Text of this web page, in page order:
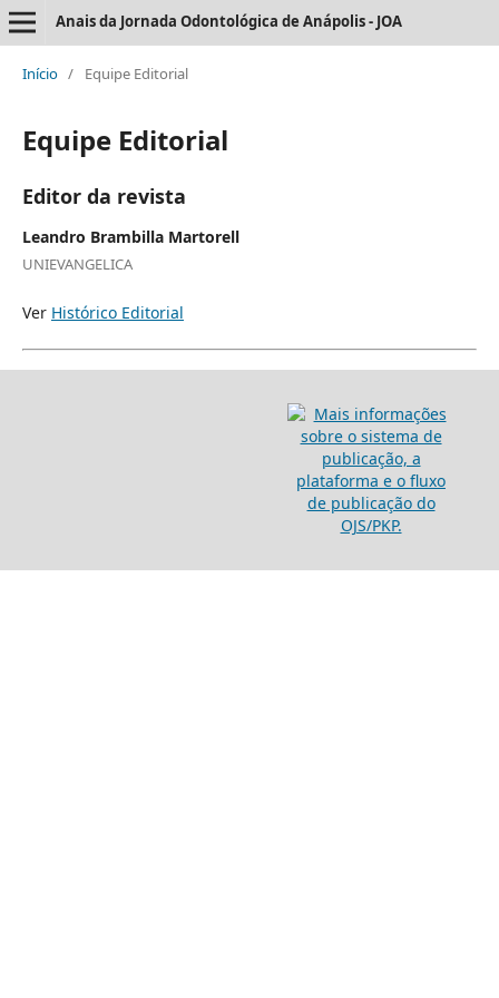
Anais da Jornada Odontológica de Anápolis - JOA
Início / Equipe Editorial
Equipe Editorial
Editor da revista
Leandro Brambilla Martorell
UNIEVANGELICA
Ver Histórico Editorial